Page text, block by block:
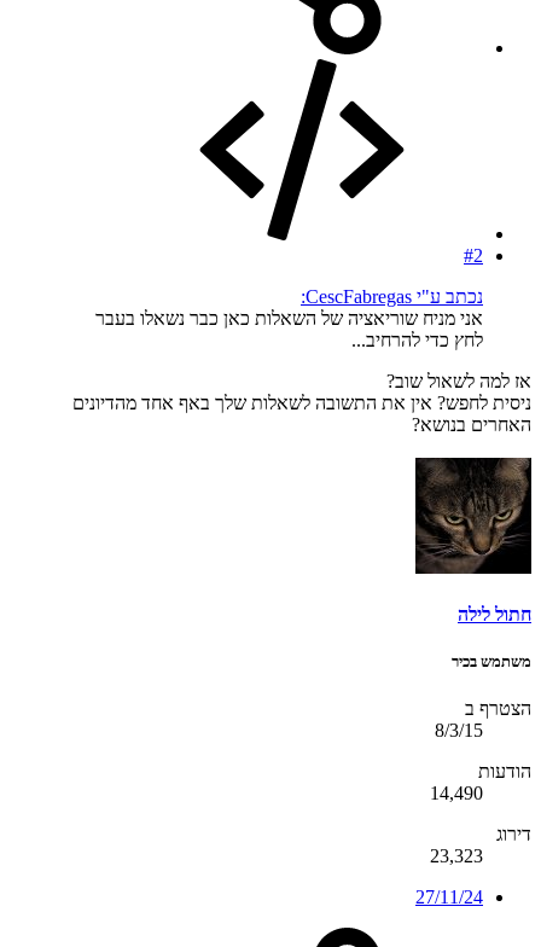
#2
נכתב ע"י CescFabregas:
אני מניח שוריאציה של השאלות כאן כבר נשאלו בעבר
לחץ כדי להרחיב...
אז למה לשאול שוב?
ניסית לחפש? אין את התשובה לשאלות שלך באף אחד מהדיונים
האחרים בנושא?
חתול לילה
משתמש בכיר
הצטרף ב
8/3/15
הודעות
14,490
דירוג
23,323
27/11/24